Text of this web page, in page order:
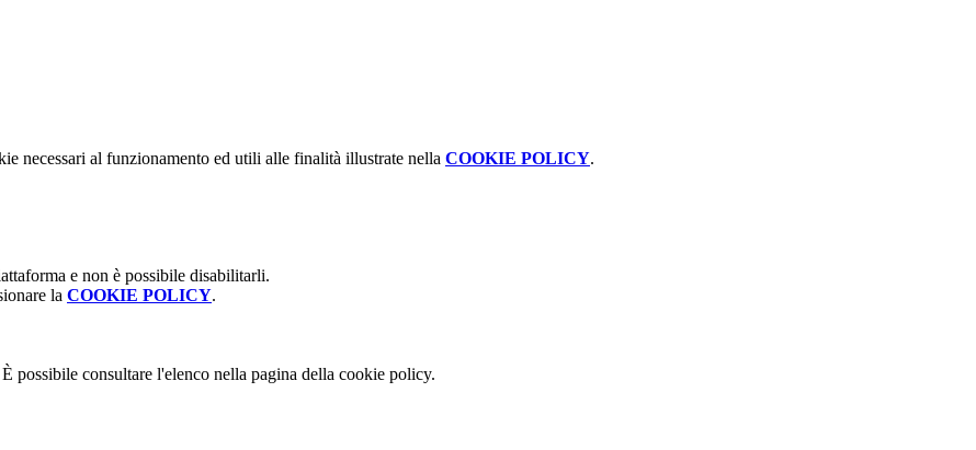
necessari al funzionamento ed utili alle finalità illustrate nella COOKIE POLICY.
e non è possibile disabilitarli.
la COOKIE POLICY.
possibile consultare l'elenco nella pagina della cookie policy.